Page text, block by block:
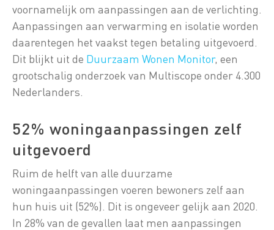
voornamelijk om aanpassingen aan de verlichting.
Aanpassingen aan verwarming en isolatie worden
daarentegen het vaakst tegen betaling uitgevoerd.
Dit blijkt uit de Duurzaam Wonen Monitor, een
grootschalig onderzoek van Multiscope onder 4.300
Nederlanders.
52% woningaanpassingen zelf
uitgevoerd
Ruim de helft van alle duurzame
woningaanpassingen voeren bewoners zelf aan
hun huis uit (52%). Dit is ongeveer gelijk aan 2020.
In 28% van de gevallen laat men aanpassingen